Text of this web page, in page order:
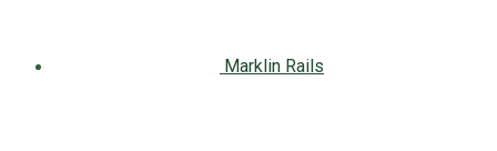
Marklin Rails